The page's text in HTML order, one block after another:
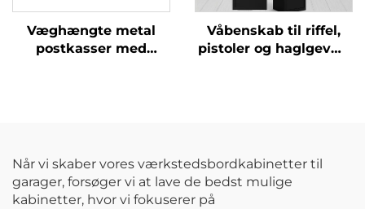
Væghængte metal
postkasser med
Våbenskab til riffel,
pistoler og haglgevær
Når vi skaber vores værkstedsbordkabinetter til
garager, forsøger vi at lave de bedst mulige
kabinetter, hvor vi fokuserer på